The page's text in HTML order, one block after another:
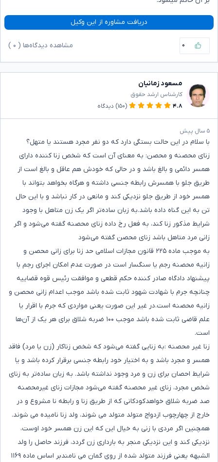
دریافت مشاوره از این وکیل
۰ مشاهده دیدگاه‌ها ( ۰
مسعود زمانیان
کارشناس ارشد حقوق
۴.۸
(۱۵۰) دیدگاه
۵ سال پیش
با سلام در این حالت بستگی دارد که دو نفر مجرد هستند یا متهل؟
زنای محصنه و محصن: به معنای آن است که شخص زنا کننده دارای
همسر دائمی و بالغ باشد و در حالی که خودش هم عاقل و بالغ است از
طریق جلو با همسرش رابطه جنسی داشته و هرگاه بخواهد بتواند با
همسر خود از طریق جلو نزدیکی کند و مانعی در کار نباشد و با این حال
تن به این گناه داده باشد.به زبان ساده‌تر اگر یک زن متاهل با وجود
شرایط مذکور زنا کند، به فعل رخ داده زنای محصنه گفته می‌شود و اگر
زانی مرد متاهل باشد زنای محصن گفته می‌شود
به موجب ماده ۲۲۵ قانون مجازات اسلامی حد زنا برای زانی محصن و
زانیه محصنه رجم یا سنگسار است در صورت عدم امکان اجرای رجم با
پیشنهاد دادگاه صادر کننده حکم قطعی و موافقت رئیس قوه قضاییه
چنانچه جرم با شهادت شهود ثابت شده باشد موجب اعدام زانی محصن و
زانیه محصنه است.در غیر این صورت یعنی مواردی که جرم با اقرار یا
علم قاضی ثابت شده باشد موجب ۱۰۰ ضربه شلاق برای هر یک از آن‌ها
است.
زنا غیر محصنه :به زنایی گفته می‌شود که شخص زناکار (زن یا مرد) فاقد
همسر و مجرد باشد و به اختیار خود رابطه جنسی برقرار کرده باشد و یا
شرایط احصان برای زن و مرد وجود نداشته باشد. به زبان ساده‌تر به زنای
شخص مجرد، زنای غیر محصنه گفته می‌شود مجازات زنای غیرمحصنه
صد ضربه شلاق خواهدکودکانی که از طریق زنا و رابطه نا مشروع و در
خارج از چهارچوب ازدواج متولد متولد می شوند، ولد زنا نامیده می شوند.
همچنین اگر مردی با زنی به خیال این که این زن همسر خود اوست،
نزدیکی کند و این نزدیکی منجر به بارداری زن گردد، فرزند حاصل را ولد
الشبهه یعنی فرزند متولد شده از روی گمان می نامندبر اساس ماده ۱۱۶۹